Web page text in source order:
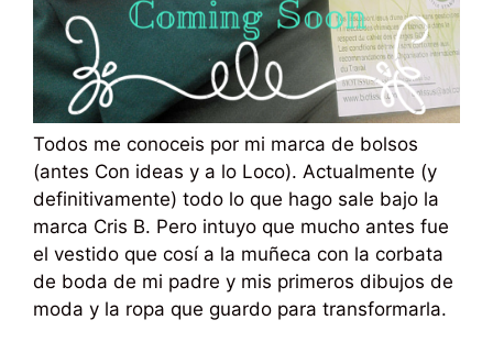
Todos me conoceis por mi marca de bolsos
(antes Con ideas y a lo Loco). Actualmente (y
definitivamente) todo lo que hago sale bajo la
marca Cris B. Pero intuyo que mucho antes fue
el vestido que cosí a la muñeca con la corbata
de boda de mi padre y mis primeros dibujos de
moda y la ropa que guardo para transformarla.